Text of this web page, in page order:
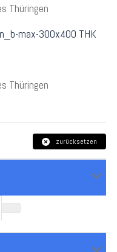
zurücksetzen